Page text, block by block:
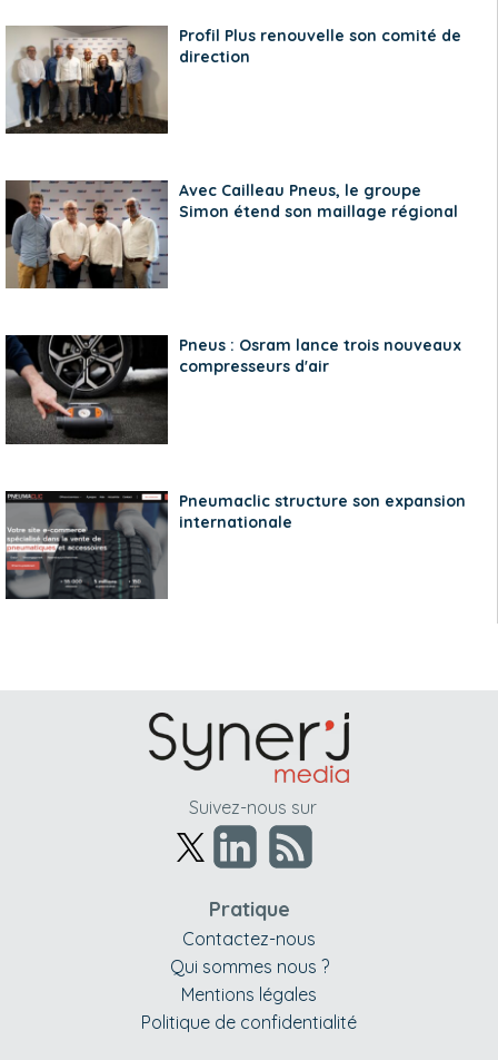
Profil Plus renouvelle son comité de
direction
Avec Cailleau Pneus, le groupe
Simon étend son maillage régional
Pneus : Osram lance trois nouveaux
compresseurs d'air
Pneumaclic structure son expansion
internationale
Suivez-nous sur
Pratique
Contactez-nous
Qui sommes nous ?
Mentions légales
Politique de confidentialité